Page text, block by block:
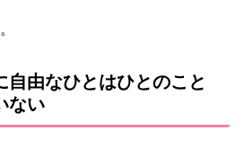
自由なひとはひとのこと
ない